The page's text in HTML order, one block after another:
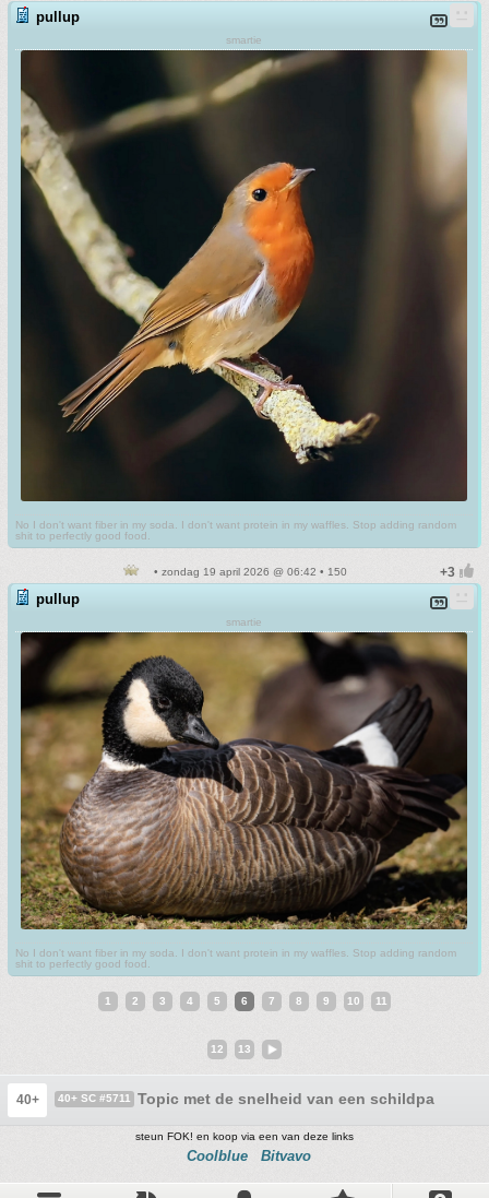
pullup
smartie
No I don't want fiber in my soda. I don't want protein in my waffles. Stop adding random
shit to perfectly good food.
• zondag 19 april 2026 @ 06:42 • 150
pullup
smartie
No I don't want fiber in my soda. I don't want protein in my waffles. Stop adding random
shit to perfectly good food.
1 2 3 4 5 6 7 8 9 10 11
12 13
40+ 40+ SC #5711 Topic met de snelheid van een schildpad !!
steun FOK! en koop via een van deze links
Coolblue Bitvavo